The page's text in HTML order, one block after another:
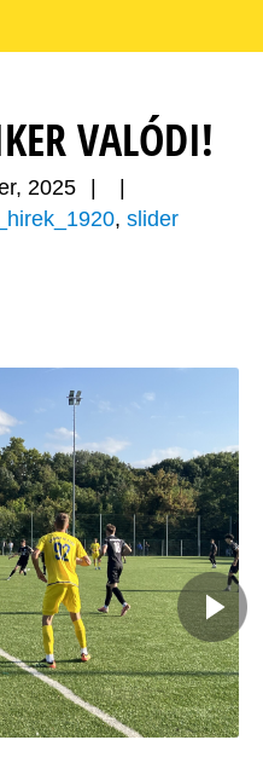
VALÓDI!
2025
, slider